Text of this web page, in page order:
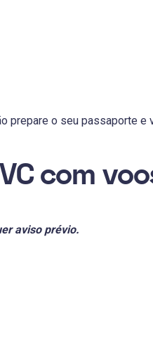
prepare o seu passaporte e
com
aviso prévio.